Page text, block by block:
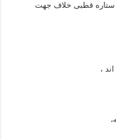
ستاره‌ قطبی خلاف جهت
،